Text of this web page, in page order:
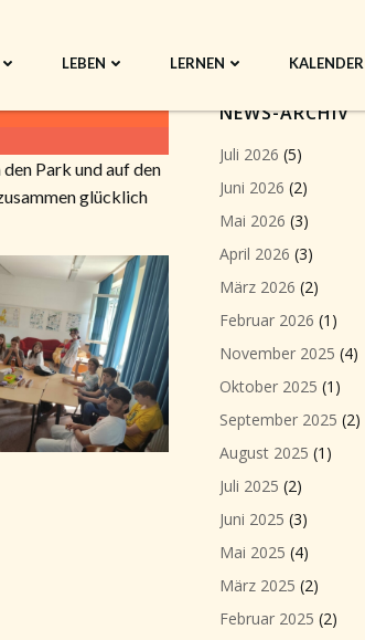
LEBEN LERNEN KALENDER
Park und auf den
glücklich
NEWS-ARCHIV
Juli 2026 (5)
Juni 2026 (2)
Mai 2026 (3)
April 2026 (3)
März 2026 (2)
Februar 2026 (1)
November 2025 (4)
Oktober 2025 (1)
September 2025 (2)
August 2025 (1)
Juli 2025 (2)
Juni 2025 (3)
Mai 2025 (4)
März 2025 (2)
Februar 2025 (2)